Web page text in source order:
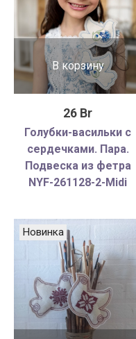
В корзину
26 Br
Голубки-васильки с
сердечками. Пара.
Подвеска из фетра
NYF-261128-2-Midi
Новинка